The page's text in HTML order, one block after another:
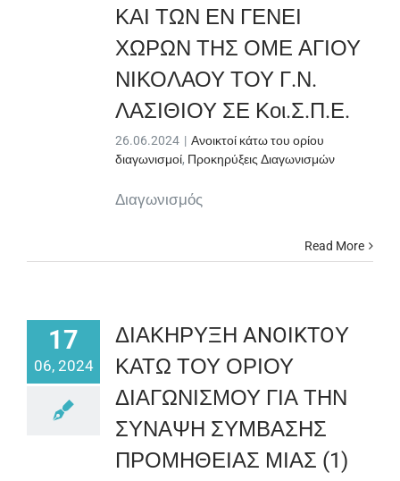
ΚΑΙ ΤΩΝ ΕΝ ΓΕΝΕΙ
ΧΩΡΩΝ ΤΗΣ ΟΜΕ ΑΓΙΟΥ
ΝΙΚΟΛΑΟΥ ΤΟΥ Γ.Ν.
ΛΑΣΙΘΙΟΥ ΣΕ Κοι.Σ.Π.Ε.
26.06.2024 | Ανοικτοί κάτω του ορίου
διαγωνισμοί, Προκηρύξεις Διαγωνισμών
Διαγωνισμός
Read More
17
06, 2024
ΔΙΑΚΗΡΥΞΗ ANOIKTOΥ
ΚΑΤΩ ΤΟΥ ΟΡΙΟΥ
ΔΙΑΓΩΝΙΣΜΟΥ ΓΙΑ ΤΗΝ
ΣΥΝΑΨΗ ΣΥΜΒΑΣΗΣ
ΠΡΟΜΗΘΕΙΑΣ ΜΙΑΣ (1)